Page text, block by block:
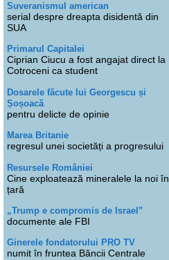
Suveranismul american
serial despre dreapta disidentă din
SUA
Primarul Capitalei
Ciprian Ciucu a fost angajat direct la
Cotroceni ca student
Dosarele făcute lui Georgescu și
Șoșoacă
pentru delicte de opinie
Marea Britanie
regresul unei societăți a progresului
Resursele României
Cine exploatează mineralele la noi în
țară
„Trump e compromis de Israel”
documente ale FBI
Ginerele fondatorului PRO TV
numit în fruntea Băncii Centrale